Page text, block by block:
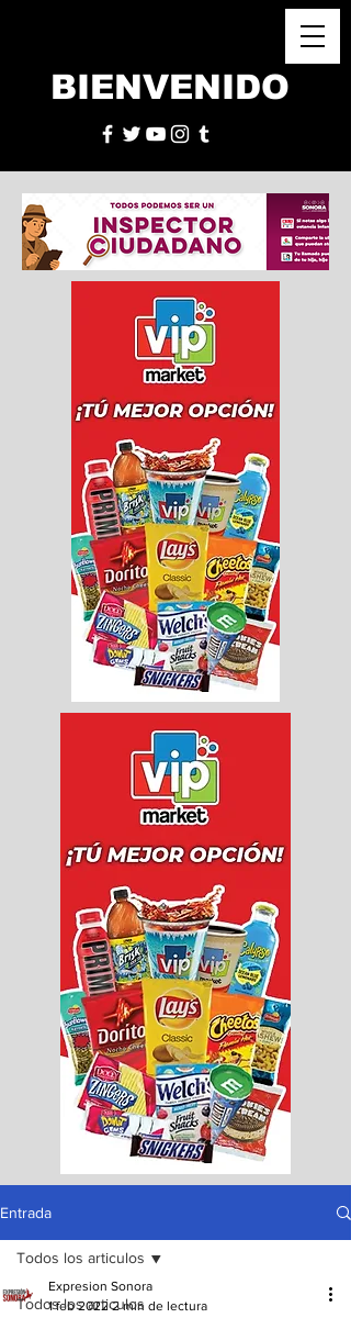
BIENVENIDO
Entrada
Todos los articulos
Todos los articulos
Expresion Sonora
1 feb 2022 2 min de lectura